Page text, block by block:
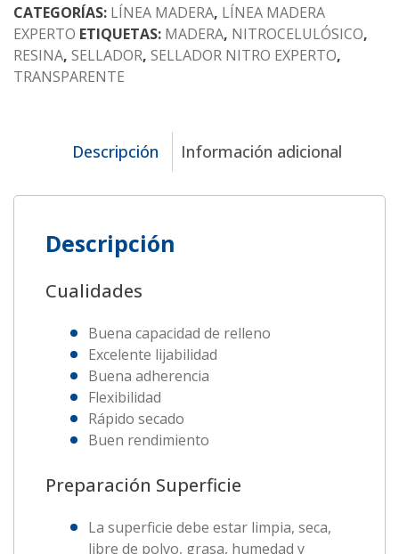
cantidad
CATEGORÍAS: LÍNEA MADERA, LÍNEA MADERA
EXPERTO ETIQUETAS: MADERA, NITROCELULÓSICO,
RESINA, SELLADOR, SELLADOR NITRO EXPERTO,
TRANSPARENTE
Descripción Información adicional
Descripción
Cualidades
Buena capacidad de relleno
Excelente lijabilidad
Buena adherencia
Flexibilidad
Rápido secado
Buen rendimiento
Preparación Superficie
La superficie debe estar limpia, seca,
libre de polvo, grasa, humedad y